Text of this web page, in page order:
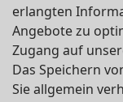
erlangten
Angebote zu
Zugang auf
Das Speichern
Sie allgemein